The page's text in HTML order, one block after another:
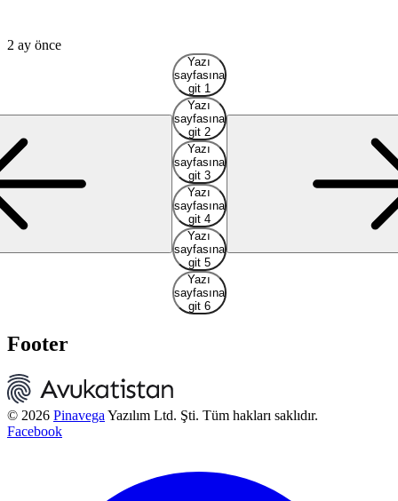
2 ay önce
Yazı
sayfasına
git 1
Yazı
sayfasına
git 2
Yazı
sayfasına
git 3
Yazı
sayfasına
git 4
Yazı
sayfasına
git 5
Yazı
sayfasına
git 6
Footer
© 2026 Pinavega Yazılım Ltd. Şti. Tüm hakları saklıdır.
Facebook